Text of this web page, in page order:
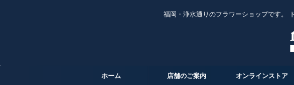
福岡・浄水通りのフラワーショップです。
ホーム 店舗のご案内 オンラインストア